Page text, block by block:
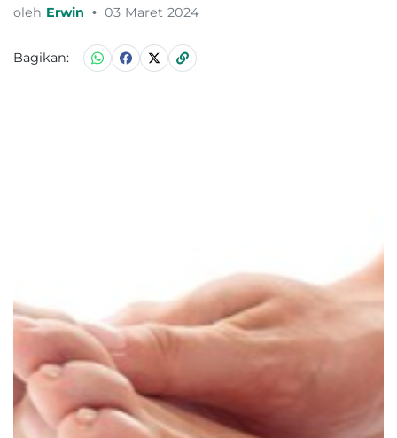
oleh Erwin • 03 Maret 2024
Bagikan: